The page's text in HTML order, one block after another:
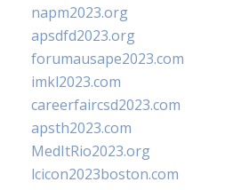
napm2023.org
apsdfd2023.org
forumausape2023.com
imkl2023.com
careerfaircsd2023.com
apsth2023.com
MedItRio2023.org
lcicon2023boston.com